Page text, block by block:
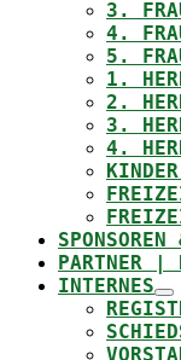
3.
4.
5.
1.
2.
3.
4.
PARTNER |
INTERNES